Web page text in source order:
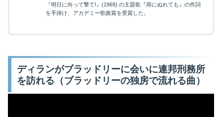
『明日に向って撃て!』(1969) の主題歌『雨にぬれても』の作詞
を手掛け、アカデミー歌曲賞を受賞した。
ディランがブラッドリーに会いに連邦刑務所
を訪れる（ブラッドリーの独房で流れる曲）